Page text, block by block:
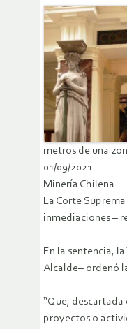
metros de una
01/09/2021
Minería Chilena
La Corte
inmediaciones –
En la sentencia,
Alcalde– ordenó
“Que,
proyectos o